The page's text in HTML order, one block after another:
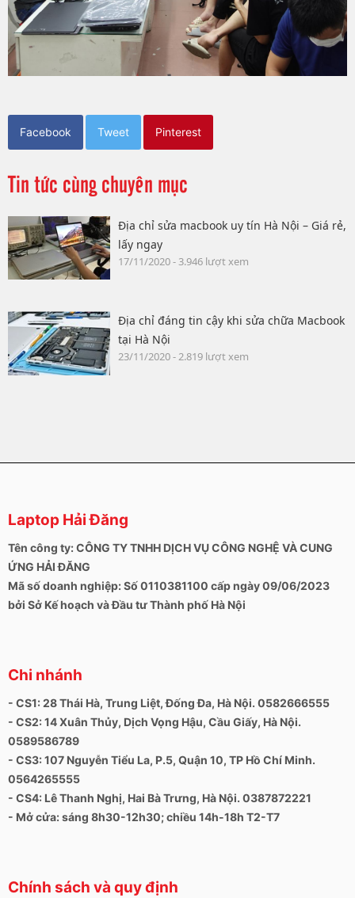
Facebook Tweet Pinterest
Tin tức cùng chuyên mục
Địa chỉ sửa macbook uy tín Hà Nội – Giá rẻ,
lấy ngay
17/11/2020 - 3.946 lượt xem
Địa chỉ đáng tin cậy khi sửa chữa Macbook
tại Hà Nội
23/11/2020 - 2.819 lượt xem
Laptop Hải Đăng
Tên công ty: CÔNG TY TNHH DỊCH VỤ CÔNG NGHỆ VÀ CUNG
ỨNG HẢI ĐĂNG
Mã số doanh nghiệp: Số 0110381100 cấp ngày 09/06/2023
bởi Sở Kế hoạch và Đầu tư Thành phố Hà Nội
Chi nhánh
- CS1: 28 Thái Hà, Trung Liệt, Đống Đa, Hà Nội. 0582666555
- CS2: 14 Xuân Thủy, Dịch Vọng Hậu, Cầu Giấy, Hà Nội.
0589586789
- CS3: 107 Nguyễn Tiểu La, P.5, Quận 10, TP Hồ Chí Minh.
0564265555
- CS4: Lê Thanh Nghị, Hai Bà Trưng, Hà Nội. 0387872221
- Mở cửa: sáng 8h30-12h30; chiều 14h-18h T2-T7
Chính sách và quy định